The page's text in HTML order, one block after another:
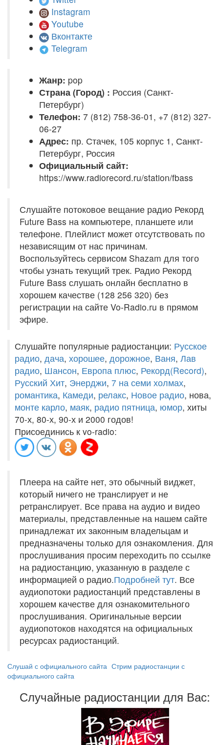
Instagram
Youtube
Вконтакте
Telegram
Жанр: pop
Страна (Город) : Россия (Санкт-
Петербург)
Телефон: 7 (812) 758-36-01, +7 (812) 327-
06-27
Адрес: пр. Стачек, 105 корпус 1, Санкт-
Петербург, Россия
Официальный сайт:
https://www.radiorecord.ru/station/fbass
Слушайте потоковое вещание радио Рекорд
Future Bass на компьютере, планшете или
телефоне. Плейлист может отсутствовать по
независящим от нас причинам.
Воспользуйтесь сервисом Shazam для того
чтобы узнать текущий трек. Радио Рекорд
Future Bass слушать онлайн бесплатно в
хорошем качестве (128 256 320) без
регистрации на сайте Vo-Radio.ru в прямом
эфире.
Слушайте популярные радиостанции: Русское
радио, дача, хорошее, дорожное, Ваня, Лав
радио, Шансон, Европа плюс, Рекорд(Record),
Русский Хит, Энерджи, 7 на семи холмах,
романтика, Камеди, релакс, Новое радио, нова,
монте карло, маяк, радио пятница, юмор, хиты
70-х, 80-х, 90-х и 2000 годов!
Присоединись к vo-radio:
Плеера на сайте нет, это обычный виджет,
который ничего не транслирует и не
ретранслирует. Все права на аудио и видео
материалы, представленные на нашем сайте
принадлежат их законным владельцам и
предназначены только для ознакомления. Для
прослушивания просим переходить по ссылке
на радиостанцию, указанную в разделе с
информацией о радио.Подробней тут. Все
аудиопотоки радиостанций представлены в
хорошем качестве для ознакомительного
прослушивания. Оригинальные версии
аудиопотоков находятся на официальных
ресурсах радиостанций.
Слушай с официального сайта Стрим радиостанции с
официального сайта
Случайные радиостанции для Вас: